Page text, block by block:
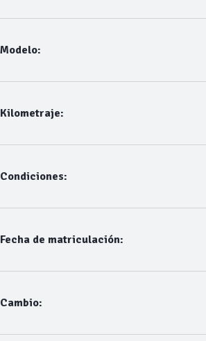
Modelo:
Kilometraje:
Condiciones:
Fecha de matriculación:
Cambio: